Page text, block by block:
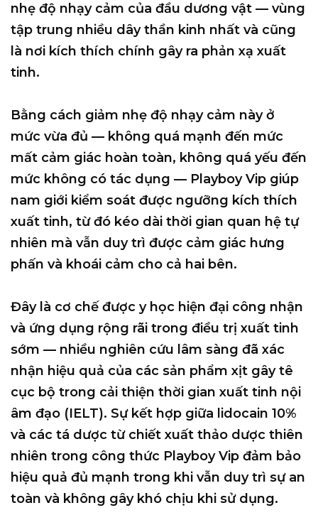
nhẹ độ nhạy cảm của đầu dương vật — vùng
tập trung nhiều dây thần kinh nhất và cũng
là nơi kích thích chính gây ra phản xạ xuất
tinh.
Bằng cách giảm nhẹ độ nhạy cảm này ở
mức vừa đủ — không quá mạnh đến mức
mất cảm giác hoàn toàn, không quá yếu đến
mức không có tác dụng — Playboy Vip giúp
nam giới kiểm soát được ngưỡng kích thích
xuất tinh, từ đó kéo dài thời gian quan hệ tự
nhiên mà vẫn duy trì được cảm giác hưng
phấn và khoái cảm cho cả hai bên.
Đây là cơ chế được y học hiện đại công nhận
và ứng dụng rộng rãi trong điều trị xuất tinh
sớm — nhiều nghiên cứu lâm sàng đã xác
nhận hiệu quả của các sản phẩm xịt gây tê
cục bộ trong cải thiện thời gian xuất tinh nội
âm đạo (IELT). Sự kết hợp giữa lidocain 10%
và các tá dược từ chiết xuất thảo dược thiên
nhiên trong công thức Playboy Vip đảm bảo
hiệu quả đủ mạnh trong khi vẫn duy trì sự an
toàn và không gây khó chịu khi sử dụng.